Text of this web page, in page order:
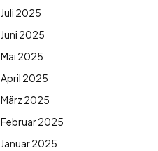
Juli 2025
Juni 2025
Mai 2025
April 2025
März 2025
Februar 2025
Januar 2025